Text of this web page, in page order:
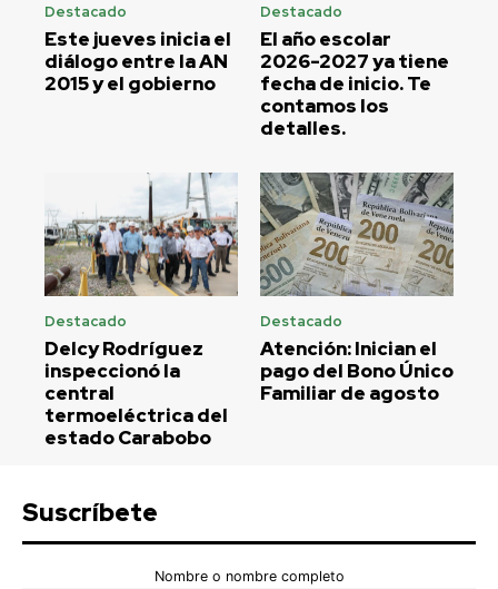
Destacado
Este jueves inicia el
diálogo entre la AN
2015 y el gobierno
Destacado
El año escolar
2026-2027 ya tiene
fecha de inicio. Te
contamos los
detalles.
Destacado
Delcy Rodríguez
inspeccionó la
central
termoeléctrica del
estado Carabobo
Destacado
Atención: Inician el
pago del Bono Único
Familiar de agosto
Suscríbete
Nombre o nombre completo